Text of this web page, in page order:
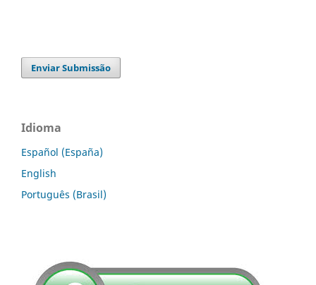
Enviar Submissão
Idioma
Español (España)
English
Português (Brasil)